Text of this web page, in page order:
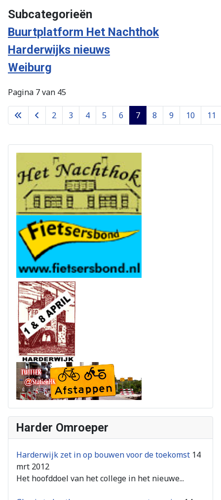
Subcategorieën
Buurtplatform Het Nachthok
Harderwijks nieuws
Weiburg
Pagina 7 van 45
2 3 4 5 6 7 8 9 10 11
Harder Omroeper
Harderwijk zet in op bouwen voor de toekomst 14
mrt 2012
Het hoofddoel van het college in het nieuwe...